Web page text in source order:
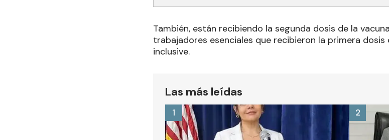
También, están recibiendo la segunda dosis de la
trabajadores esenciales que recibieron la primera dosis
inclusive.
Las más leídas
1 2